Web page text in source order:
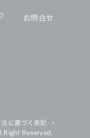
お問合せ
に基づく表記
Right Reserved.